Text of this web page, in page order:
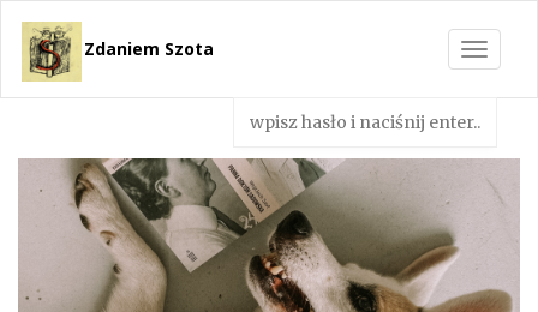
Toggle
Zdaniem Szota